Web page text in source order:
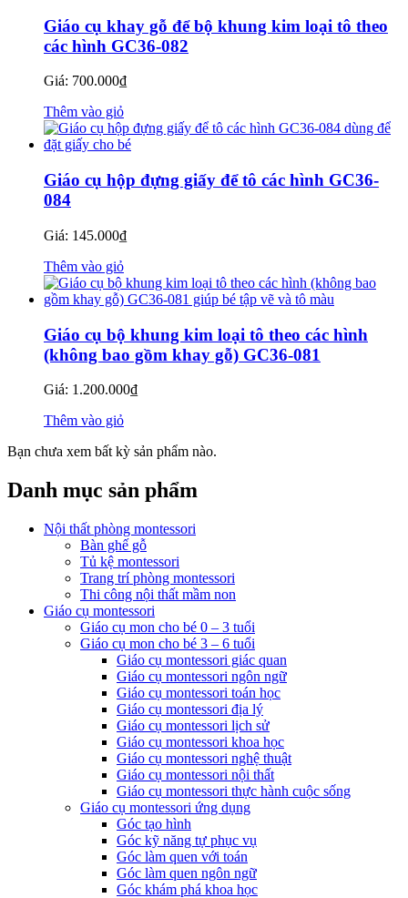
Giáo cụ khay gỗ để bộ khung kim loại tô theo
các hình GC36-082
Giá: 700.000₫
Thêm vào giỏ
Giáo cụ hộp đựng giấy để tô các hình GC36-
084
Giá: 145.000₫
Thêm vào giỏ
Giáo cụ bộ khung kim loại tô theo các hình
(không bao gồm khay gỗ) GC36-081
Giá: 1.200.000₫
Thêm vào giỏ
Bạn chưa xem bất kỳ sản phẩm nào.
Danh mục sản phẩm
Nội thất phòng montessori
Bàn ghế gỗ
Tủ kệ montessori
Trang trí phòng montessori
Thi công nội thất mầm non
Giáo cụ montessori
Giáo cụ mon cho bé 0 – 3 tuổi
Giáo cụ mon cho bé 3 – 6 tuổi
Giáo cụ montessori giác quan
Giáo cụ montessori ngôn ngữ
Giáo cụ montessori toán học
Giáo cụ montessori địa lý
Giáo cụ montessori lịch sử
Giáo cụ montessori khoa học
Giáo cụ montessori nghệ thuật
Giáo cụ montessori nội thất
Giáo cụ montessori thực hành cuộc sống
Giáo cụ montessori ứng dụng
Góc tạo hình
Góc kỹ năng tự phục vụ
Góc làm quen với toán
Góc làm quen ngôn ngữ
Góc khám phá khoa học